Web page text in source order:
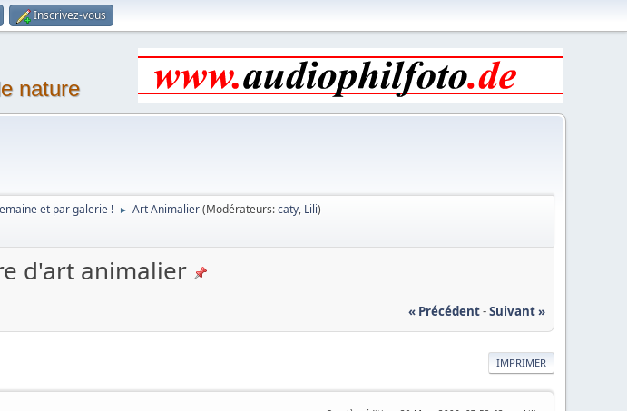
Inscrivez-vous
nature
et par galerie ! ► Art Animalier(Modérateurs:caty, Lili)
d'art animalier
« Précédent-Suivant »
IMPRIMER